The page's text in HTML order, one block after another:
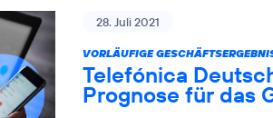
28. Juli 2021
VORLÄUFIGE
Telefónica
Prognose für das